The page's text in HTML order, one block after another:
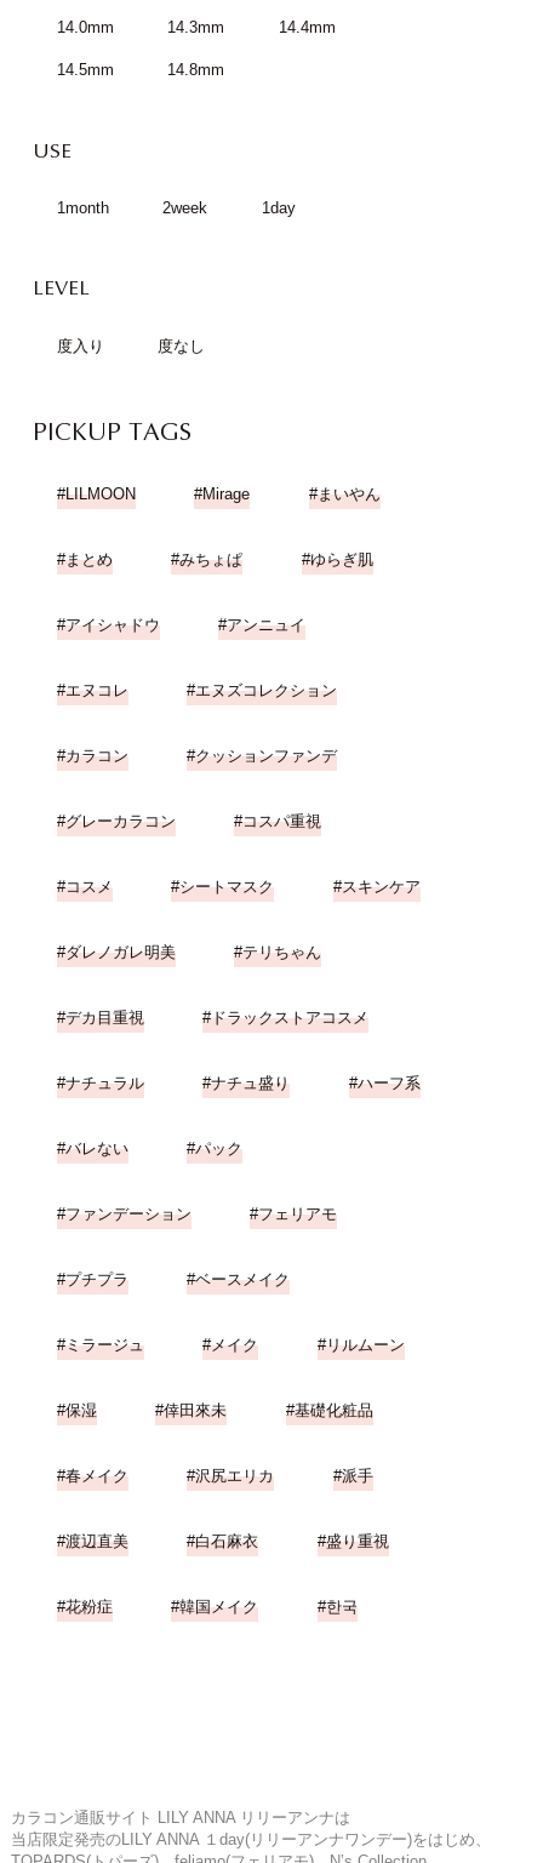
14.0mm 14.3mm 14.4mm
14.5mm 14.8mm
USE
1month 2week 1day
LEVEL
度入り 度なし
PICKUP TAGS
LILMOON Mirage まいやん
まとめ みちょぱ ゆらぎ肌
アイシャドウ アンニュイ
エヌコレ エヌズコレクション
カラコン クッションファンデ
グレーカラコン コスパ重視
コスメ シートマスク スキンケア
ダレノガレ明美 テリちゃん
デカ目重視 ドラックストアコスメ
ナチュラル ナチュ盛り ハーフ系
バレない パック
ファンデーション フェリアモ
プチプラ ベースメイク
ミラージュ メイク リルムーン
保湿 倖田來未 基礎化粧品
春メイク 沢尻エリカ 派手
渡辺直美 白石麻衣 盛り重視
花粉症 韓国メイク 한국
カラコン通販サイト LILY ANNA リリーアンナは
当店限定発売のLILY ANNA １day(リリーアンナワンデー)をはじめ、